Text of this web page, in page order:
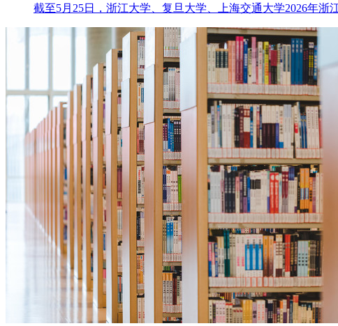
截至5月25日，浙江大学、复旦大学、上海交通大学2026年浙